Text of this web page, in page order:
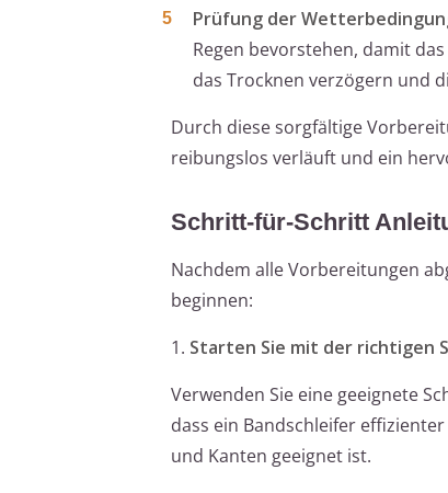
Prüfung der
Regen bevorstehen, damit
das Trocknen verzögern und
Durch diese sorgfältige
reibungslos verläuft und ein
Schritt-für-Schritt
Nachdem alle Vorbereitungen
beginnen:
1. Starten Sie mit der richtigen
Verwenden Sie eine geeignete
dass ein Bandschleifer
und Kanten geeignet ist.